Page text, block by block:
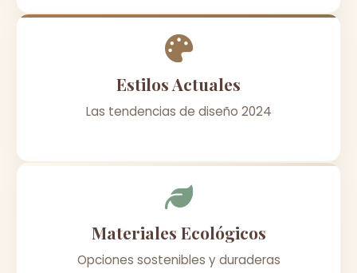
Estilos Actuales
Las tendencias de diseño 2024
Materiales Ecológicos
Opciones sostenibles y duraderas